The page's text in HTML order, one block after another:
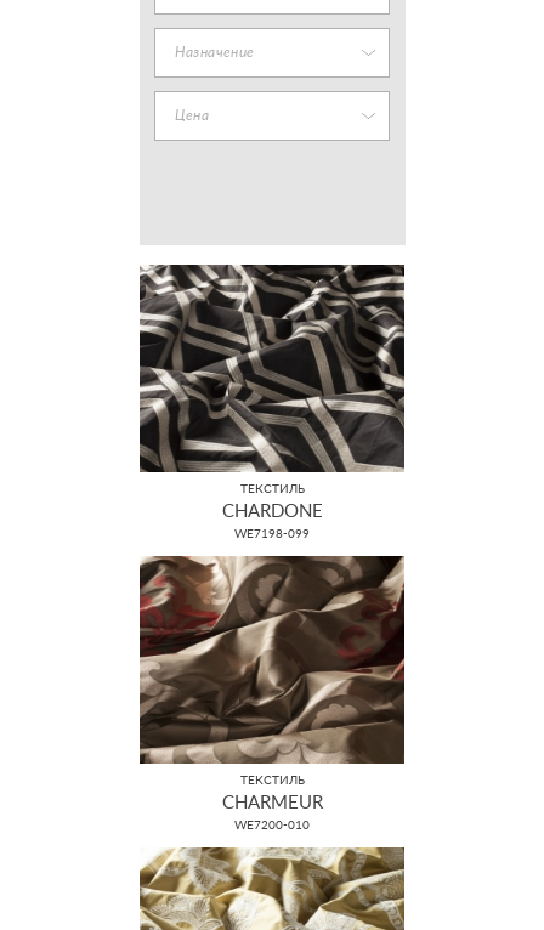
Назначение
Цена
ТЕКСТИЛЬ
CHARDONE
WE7198-099
ТЕКСТИЛЬ
CHARMEUR
WE7200-010